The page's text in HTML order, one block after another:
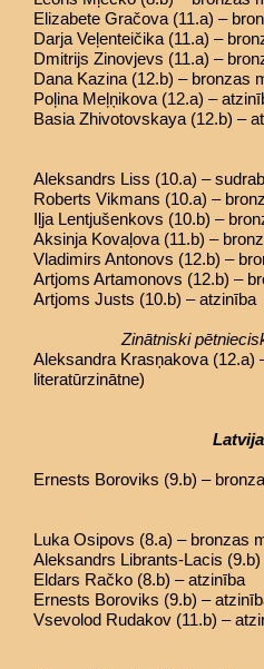
Elizabete Gračova (11.a) –
Darja Veļenteičika (11.a) –
Dmitrijs Zinovjevs (11.a) –
Dana Kazina (12.b) – bronzas
Poļina Meļņikova (12.a) –
Basia Zhivotovskaya (12.b) –
Aleksandrs Liss (10.a) –
Roberts Vikmans (10.a) –
Iļja Lentjušenkovs (10.b) –
Aksinja Kovaļova (11.b) –
Vladimirs Antonovs (12.b) –
Artjoms Artamonovs (12.b) –
Artjoms Justs (10.b) – atzinība
Zinātniski
Aleksandra Krasņakova (12.a)
literatūrzinātne)
Ernests Boroviks (9.b) –
Luka Osipovs (8.a) – bronzas
Aleksandrs Librants-Lacis
Eldars Račko (8.b) – atzinība
Ernests Boroviks (9.b) –
Vsevolod Rudakov (11.b) –